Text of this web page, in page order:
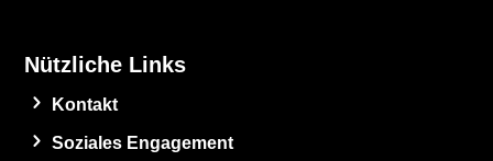
Nützliche Links
Kontakt
Soziales Engagement